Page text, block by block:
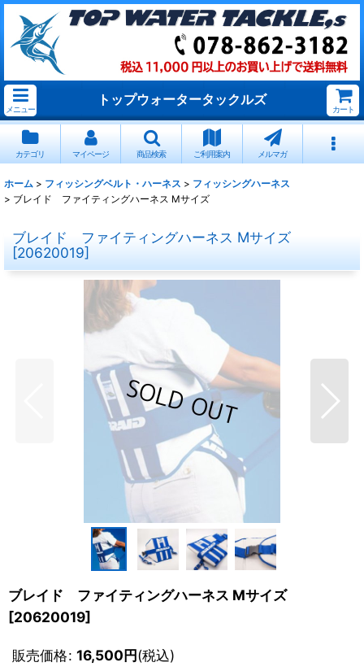
メニュー
トップウォータータックルズ
カート
カテゴリ マイページ 商品検索 ご利用案内 メルマガ
ホーム > フィッシングベルト・ハーネス > フィッシングハーネス
> ブレイド ファイティングハーネス Mサイズ
ブレイド ファイティングハーネス Mサイズ
[20620019]
ブレイド ファイティングハーネス Mサイズ
[20620019]
販売価格: 16,500円(税込)